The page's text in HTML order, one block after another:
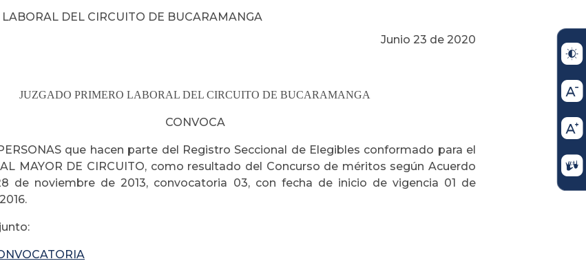
LABORAL DEL CIRCUITO DE BUCARAMANGA
Junio 23 de 2020
JUZGADO PRIMERO LABORAL DEL CIRCUITO DE BUCARAMANGA
CONVOCA
que hacen parte del Registro Seccional de Elegibles conformado para el
MAYOR DE CIRCUITO, como resultado del Concurso de méritos según Acuerdo
de noviembre de 2013, convocatoria 03, con fecha de inicio de vigencia 01 de